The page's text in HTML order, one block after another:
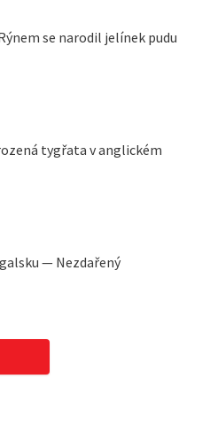
se narodil jelínek pudu
tygřata v anglickém
— Nezdařený